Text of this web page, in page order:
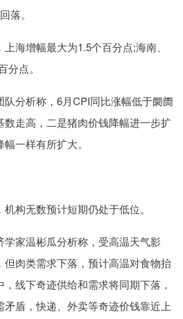
落。
海增幅最大为1.5个百分点;海南、
分点。
分析称，6月CPI同比涨幅低于阛阓
走高，二是猪肉价钱降幅进一步扩
一样有所扩大。
构无数预计短期仍处于低位。
学家温彬瓜分析称，受高温天气影
肉类需求下落，预计高温对食物抬
线下奇迹供给和需求将同期下落，
盾，快递、外卖等奇迹价钱靠近上